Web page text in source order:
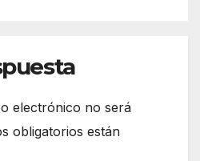
electrónico no será
obligatorios están